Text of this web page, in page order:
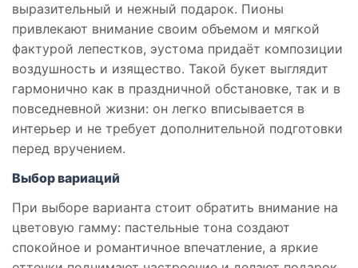
выразительный и нежный подарок. Пионы
привлекают внимание своим объемом и мягкой
фактурой лепестков, эустома придаёт композиции
воздушность и изящество. Такой букет выглядит
гармонично как в праздничной обстановке, так и в
повседневной жизни: он легко вписывается в
интерьер и не требует дополнительной подготовки
перед вручением.
Выбор вариаций
При выборе варианта стоит обратить внимание на
цветовую гамму: пастельные тона создают
спокойное и романтичное впечатление, а яркие